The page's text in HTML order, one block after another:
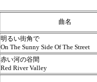
曲名
明るい街角で
On The Sunny Side Of The Street
赤い河の谷間
Red River Valley